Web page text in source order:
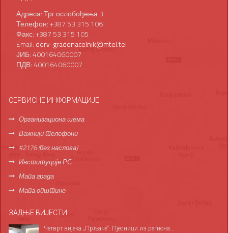
Адреса: Трг ослобођења 3
Телефон: +387 53 315 106
Факс: +387 53 315 105
Email: derv-gradonacelnik@mtel.tel
ЈИБ: 400164060007
ПДВ: 400164060007
СЕРВИСНЕ ИНФОРМАЦИЈЕ
Организациона шема
Важнији телефони
#2176 (без наслова)
Институције РС
Мапа града
Мапа општине
ЗАДЊЕ ВИЈЕСТИ
Четврт вијека „Прљаче“: Пјесници из региона...